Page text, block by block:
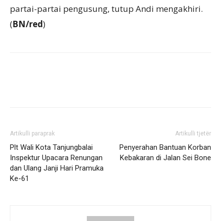
partai-partai pengusung, tutup Andi mengakhiri.
(BN/red)
Artikulli paraprak
Plt Wali Kota Tanjungbalai
Inspektur Upacara Renungan
dan Ulang Janji Hari Pramuka
Ke-61
Artikulli tjetër
Penyerahan Bantuan Korban
Kebakaran di Jalan Sei Bone